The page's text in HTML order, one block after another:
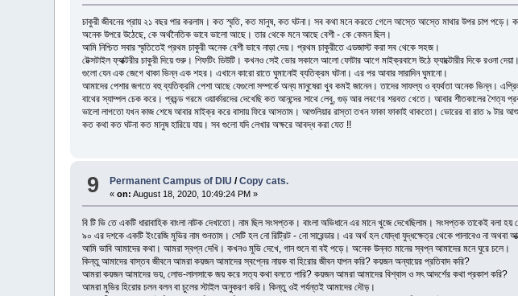
চাকুরী জীবনের প্রায় ২১ বছর পার করলাম। কত স্মৃতি, কত মানুষ, কত ঘটনা। সব কথা মনে করতে গেলে আস্তে আস্তে মাথার উপর চাপ
অনেক উপরে উঠেছে, কে অর্থনৈতিক ভাবে ভালো আছে। তার থেকে মনে আছে বেশী - কে কেমন ছিল।
আমি নিশ্চিত সবার স্মৃতিতেই প্রথম চাকুরী অনেক বেশী ভাবে নাড়া দেয়। প্রথম চাকুরীতে এডজাস্ট করা সব থেকে সহজ।
টেক্সটাইল ফ্যাক্টরীর চাকুরী দিয়ে শুরু। শিফটিং ডিউটি। কখনও সেই ভোর সকালে আলো ফোটার আগে মাইক্রবাসে উঠে ফ্যাক্টোরীর দিকে রওনা
গুলো যেন এক জেগে থাকা ভিন্ন এক শহর। এখানে কারো রাতে ঘুমানোই ব্যতিক্রম ঘটনা। এর পর আবার সারাদিন ঘুমানো।
আমাদের পেশার জগতে বহু ব্যতিক্রমি পেশা আছে যেগুলো সম্পর্কে অন্য মানুষেরা খুব কমই জানেন। তাদের সাফল্য ও ব্যর্থতা অনেক ভিন্ন।
বাথের স্যাম্পল চেক করে। প্রচন্ড গরমে ওয়ার্কারদের দেখেছি কত আনন্দের সাথে লেবু, গুড় আর লবণের শরবত খেতে। আবার শীতকালের শৈত্য
ভালো লাগতো যখন কাজ শেষে আবার মাইক্র করে বাসায় ফিরে আসতাম। আশুলিয়ার রাস্তা তখন ফাকা ফাকাই থাকতো। ভোরের বা রাত ৯ টার
কত কথা কত ঘটনা কত মানুষ হারিয়ে যায়। সব গুলো যদি লেখার অক্ষরে আবদ্ধ করা যেত !!
9 Permanent Campus of DIU /Copy cats.
«on: August 18, 2020, 10:49:24 PM »
বি টি ভি তে একটি ধারাবাহিক বাংলা নাটক দেখাতো। নাম ছিল সংসপ্তক। বাংলা অভিধানে এর মানে খুজে দেখেছিলাম। সংসপ্তক তাকেই বলা হয়
৯০ এর দশকে একটি ইংরেজি মুভির নাম শুনতাম। সেটি হল নো রিট্রিট - নো সারেন্ডার। এর অর্থ হল যোদ্ধা যুদ্ধক্ষেত্র থেকে পালাবেও না
আমি ভাবি আমাদের কথা। আমরা স্বপ্ন দেখি। কখনও মুভি দেখে, গান শুনে বা বই পড়ে। অনেক উন্নত মানের স্বপ্ন আমাদের মনে ঘুরে চলে।
কিন্তু আমাদের বাস্তব জীবনে আমরা কয়জন আমাদের স্বপ্নের নায়ক বা হিরোর জীবন যাপন করি? কয়জন অন্যায়ের প্রতিবাদ করি?
আমরা কয়জন আমাদের ভয়, লোভ-লালসাকে জয় করে সত্য কথা বলতে পারি? কয়জন আমরা আমাদের বিশ্বাস ও সৎ আদর্শের কথা প্রকাশ করি?
আমরা মুভির হিরোর চলন বলন বা চুলের স্টাইল অনুকরণ করি। কিন্তু ওই পর্যন্তই আমাদের দৌড়।